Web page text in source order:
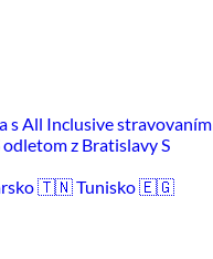
s All Inclusive stravovaním
odletom z BratislavyS
🇹🇳 Tunisko🇪🇬